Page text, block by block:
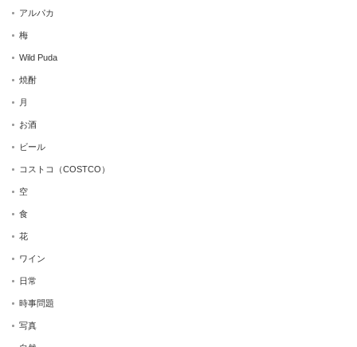
アルパカ
梅
Wild Puda
焼酎
月
お酒
ビール
コストコ（COSTCO）
空
食
花
ワイン
日常
時事問題
写真